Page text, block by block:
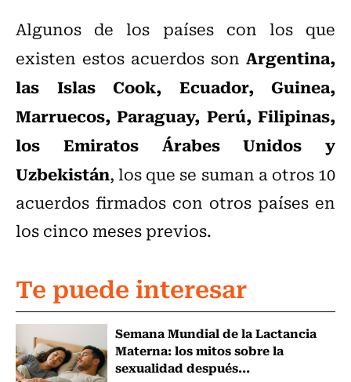
Algunos de los países con los que
existen estos acuerdos son Argentina,
las Islas Cook, Ecuador, Guinea,
Marruecos, Paraguay, Perú, Filipinas,
los Emiratos Árabes Unidos y
Uzbekistán, los que se suman a otros 10
acuerdos firmados con otros países en
los cinco meses previos.
Te puede interesar
Semana Mundial de la Lactancia
Materna: los mitos sobre la
sexualidad después...